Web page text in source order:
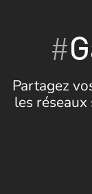
#
Partagez
les